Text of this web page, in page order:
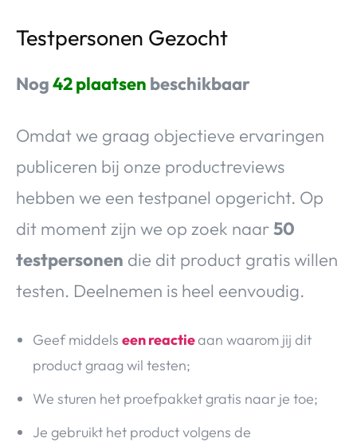
Testpersonen Gezocht
Nog42 plaatsen beschikbaar
Omdat we graag objectieve ervaringen
publiceren bij onze productreviews
hebben we een testpanel opgericht. Op
dit moment zijn we op zoek naar50
testpersonen die dit product gratis willen
testen. Deelnemen is heel eenvoudig.
Geef middels een reactieaan waarom jij dit
product graag wil testen;
We sturen het proefpakket gratis naar je toe;
Je gebruikt het product volgens de